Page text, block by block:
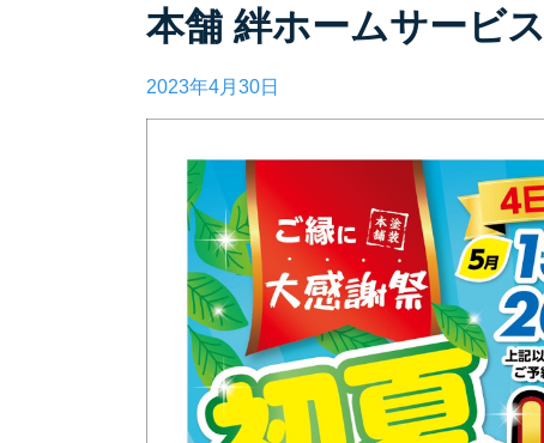
本舗 絆ホームサービス
2023年4月30日